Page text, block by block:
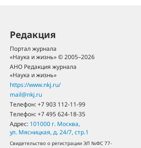
Редакция
Портал журнала
«Наука и жизнь» © 2005–2026
АНО Редакция журнала
«Наука и жизнь»
https://www.nkj.ru/
mail@nkj.ru
Телефон:+7 903 112-11-99
Телефон:+7 495 624-18-35
Адрес: 101000 г. Москва,
ул. Мясницкая, д. 24/7, стр.1
Свидетельство о регистрации ЭЛ №ФС 77-